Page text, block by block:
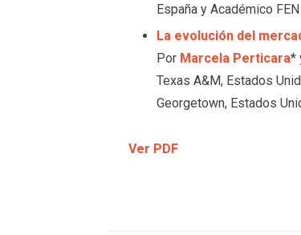
España y Académico FEN
La evolución del
Por Marcela Perticara*
Texas A&M, Estados
Georgetown, Estados
Ver PDF